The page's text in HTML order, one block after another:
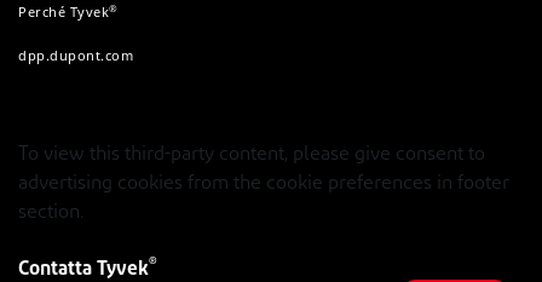
Perché Tyvek®
dpp.dupont.com
To view this third-party content, please give consent to
advertising cookies from the cookie preferences in footer
section.
Contatta Tyvek®